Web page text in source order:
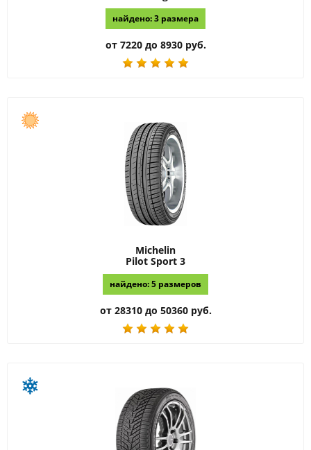
найдено: 3 размера
от 7220 до 8930 руб.
Michelin
Pilot Sport 3
найдено: 5 размеров
от 28310 до 50360 руб.